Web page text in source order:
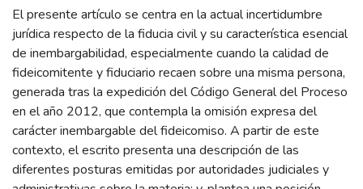
El presente artículo se centra en la actual incertidumbre
jurídica respecto de la fiducia civil y su característica esencial
de inembargabilidad, especialmente cuando la calidad de
fideicomitente y fiduciario recaen sobre una misma persona,
generada tras la expedición del Código General del Proceso
en el año 2012, que contempla la omisión expresa del
carácter inembargable del fideicomiso. A partir de este
contexto, el escrito presenta una descripción de las
diferentes posturas emitidas por autoridades judiciales y